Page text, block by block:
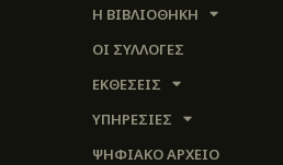
Η ΒΙΒΛΙΟΘΗΚΗ
ΟΙ ΣΥΛΛΟΓΈΣ
ΕΚΘΕΣΕΙΣ
ΥΠΗΡΕΣΙΕΣ
ΨΗΦΙΑΚΌ ΑΡΧΕΊΟ